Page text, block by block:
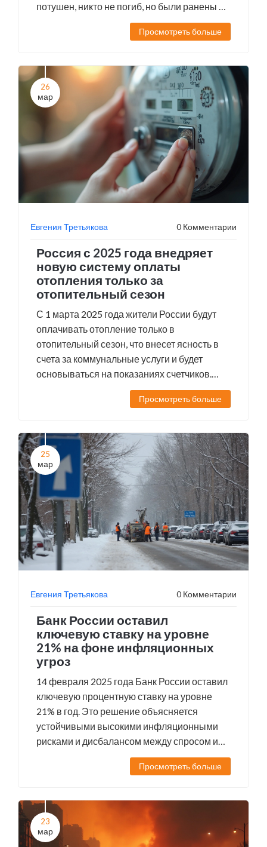
потушен, никто не погиб, но были ранены 10
человек, включая двоих детей. Причина
связана с возможными неполадками в
работе спасателей удалось эвакуировать
120 человек и спасти еще 90.
Просмотреть больше
26
мар
Евгения Третьякова 0 Комментарии
Россия с 2025 года внедряет
новую систему оплаты
отопления только за
отопительный сезон
С 1 марта 2025 года жители России будут
оплачивать отопление только в
отопительный сезон, что внесет ясность в
счета за коммунальные услуги и будет
основываться на показаниях счетчиков.
Региональные власти, уже перешедшие на
сезонные начисления, не смогут вернуться
сохранят текущие методы.
Просмотреть больше
25
мар
Евгения Третьякова 0 Комментарии
Банк России оставил
ключевую ставку на уровне
21% на фоне инфляционных
угроз
14 февраля 2025 года Банк России оставил
ключевую процентную ставку на уровне
21% в год. Это решение объясняется
устойчивыми высокими инфляционными
рисками и дисбалансом между спросом и
предложением. Годовая инфляция
составляет 10%, а прогнозы на 2025 год
Следующее заседание запланировано на
21 марта 2025 года.
Просмотреть больше
23
мар